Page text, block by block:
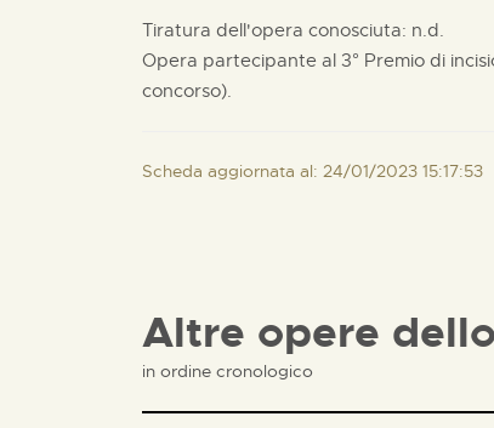
Tiratura dell'opera conosciuta: n.d.
Opera partecipante al 3° Premio di
concorso).
Scheda aggiornata al: 24/01/2023 15:17:53
Altre opere
in ordine cronologico